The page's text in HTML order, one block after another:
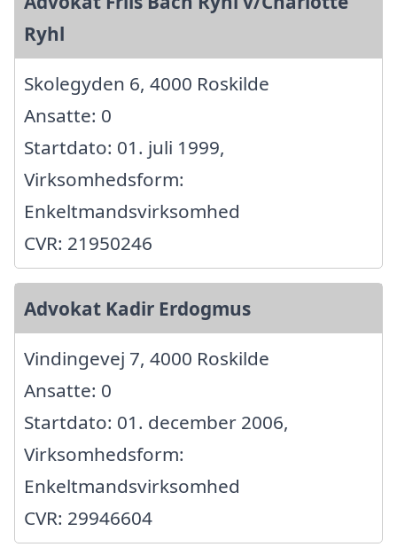
Ryhl
Skolegyden 6, 4000 Roskilde
Ansatte: 0
Startdato: 01. juli 1999,
Virksomhedsform:
Enkeltmandsvirksomhed
CVR: 21950246
Advokat Kadir Erdogmus
Vindingevej 7, 4000 Roskilde
Ansatte: 0
Startdato: 01. december 2006,
Virksomhedsform:
Enkeltmandsvirksomhed
CVR: 29946604